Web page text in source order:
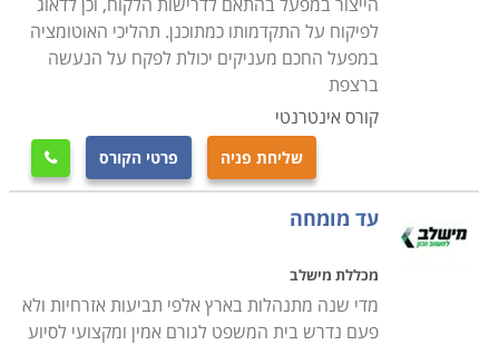
לפיקוח על התקדמותו כמתוכנן. תהליכי האוטומציה
במפעל החכם מעניקים יכולת לפקח על הנעשה
ברצפת
קורס אינטרנטי
שליחת פניה פרטי הקורס 
עד מומחה
מכללת מישלב
מדי שנה מתנהלות בארץ אלפי תביעות אזרחיות ולא
פעם נדרש בית המשפט לגורם אמין ומקצועי לסיוע